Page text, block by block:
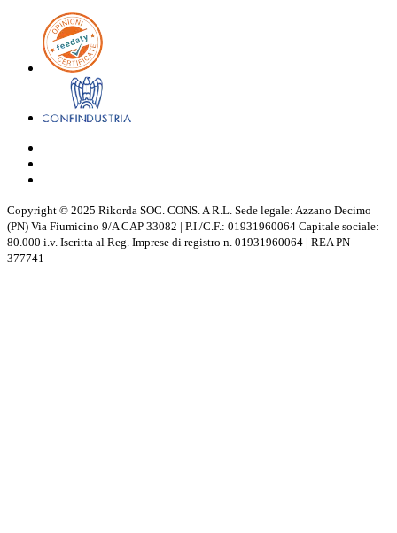
Copyright © 2025 Rikorda SOC. CONS. A R.L. Sede legale: Azzano Decimo
(PN) Via Fiumicino 9/A CAP 33082 | P.I./C.F.: 01931960064 Capitale sociale:
80.000 i.v. Iscritta al Reg. Imprese di registro n. 01931960064 | REA PN -
377741